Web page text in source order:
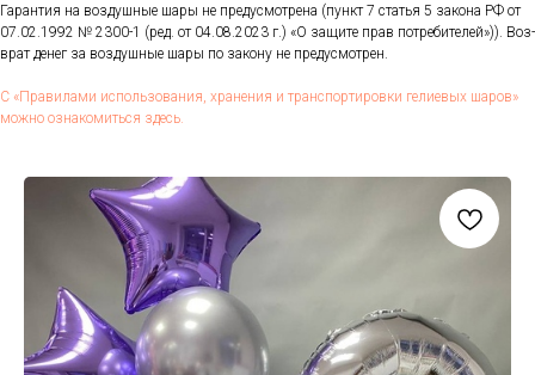
Га­ран­тия на воз­душные ша­ры не пре­дус­мотре­на (пункт 7 статья 5 за­кона РФ от
07.02.1992 № 2300-1 (ред. от 04.08.2023 г.) «О за­щите прав пот­ре­бите­лей»)). Воз­
врат де­нег за воз­душные ша­ры по за­кону не пре­дус­мотрен.
С «Пра­вила­ми ис­поль­зо­вания, хра­нения и тран­спор­ти­ров­ки ге­ли­евых ша­ров»
мож­но оз­на­комить­ся здесь.